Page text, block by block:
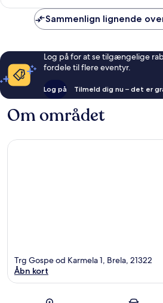
anmeldelser
Sammenlign lignende
Log på for at se tilgængelige
fordele til flere eventyr.
Log på Tilmeld dig nu – det er
Om området
Trg Gospe od Karmela 1, Brela, 21322
Åbn kort